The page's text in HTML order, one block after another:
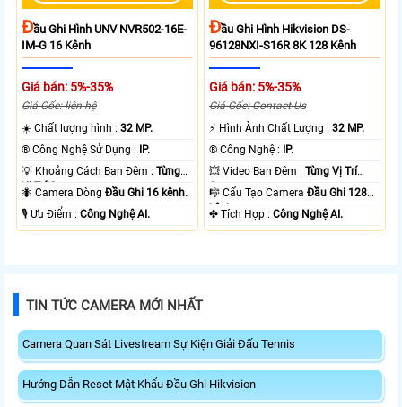
ĐẦu Ghi Hình UNV NVR502-16E-
IM-G 16 Kênh
Giá bán: 5%-35%
Giá Gốc: liên hệ
☀️ Chất lượng hình :32 MP.
®️ Công Nghệ Sử Dụng :
IP.
💡 Khoảng Cách Ban Đêm :Từng
Vị Trí Camera .
🐜 Camera DòngĐầu Ghi 16 kênh.
️🎙 Ưu Điểm :Công Nghệ AI.
ĐẦu Ghi Hình Hikvision DS-
96128NXI-S16R 8K 128 Kênh
Giá bán: 5%-35%
Giá Gốc: Contact Us
️⚡ Hình Ành Chất Lượng :32 MP.
®️ Công Nghệ :
IP.
💥 Video Ban Đêm :Từng Vị Trí
Camera .
🎼️ Cấu Tạo CameraĐầu Ghi 128
kênh.
️✤ Tích Hợp :Công Nghệ AI.
TIN TỨC CAMERA MỚI NHẤT
Camera Quan Sát Livestream Sự Kiện Giải Đấu Tennis
Hướng Dẫn Reset Mật Khẩu Đầu Ghi Hikvision